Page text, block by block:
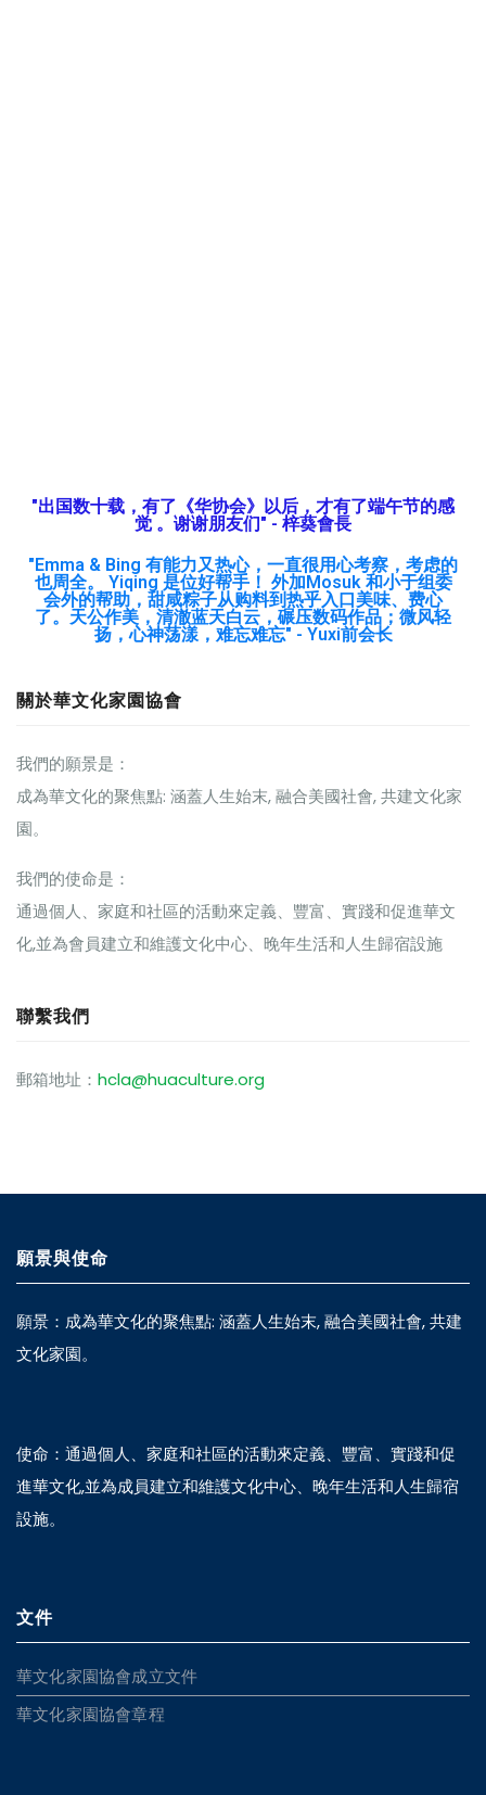
"出国数十载，有了《华协会》以后，才有了端午节的感
觉 。谢谢朋友们" - 梓葵會長
"Emma & Bing 有能力又热心，一直很用心考察，考虑的
也周全。 Yiqing 是位好帮手！ 外加Mosuk 和小于组委
会外的帮助，甜咸粽子从购料到热乎入口美味、费心
了。天公作美，清澈蓝天白云，碾压数码作品；微风轻
扬，心神荡漾，难忘难忘" - Yuxi前会长
關於華文化家園協會
我們的願景是：
成為華文化的聚焦點: 涵蓋人生始末, 融合美國社會, 共建文化家
園。
我們的使命是：
通過個人、家庭和社區的活動來定義、豐富、實踐和促進華文
化,並為會員建立和維護文化中心、晚年生活和人生歸宿設施
聯繫我們
郵箱地址： hcla@huaculture.org
願景與使命
願景：成為華文化的聚焦點: 涵蓋人生始末, 融合美國社會, 共建
文化家園。
使命：通過個人、家庭和社區的活動來定義、豐富、實踐和促
進華文化,並為成員建立和維護文化中心、晚年生活和人生歸宿
設施。
文件
華文化家園協會成立文件
華文化家園協會章程